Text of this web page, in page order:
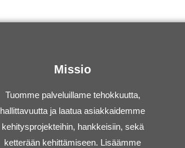
Missio
Tuomme palveluillame tehokkuutta,
hallittavuutta ja laatua asiakkaidemme
kehitysprojekteihin, hankkeisiin, sekä
ketterään kehittämiseen. Lisäämme